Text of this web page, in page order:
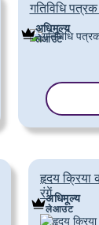
गतिविधि
अधिमूल्य
लेआउट
हृदय
रंगेंअधिमूल्य
लेआउट